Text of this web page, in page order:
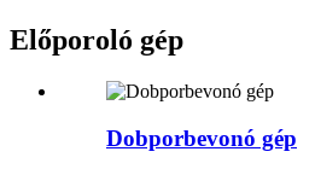
Előporoló gép
Dobporbevonó gép